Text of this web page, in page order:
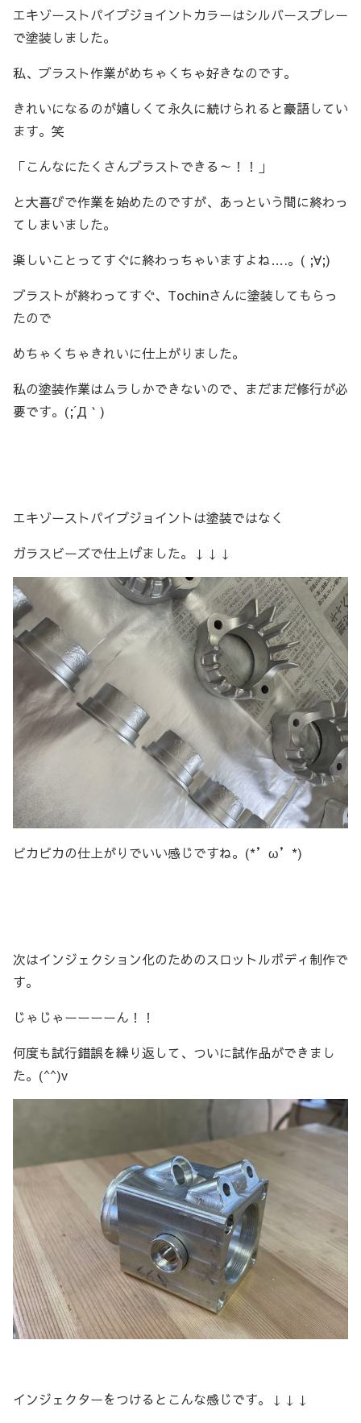
エキゾーストパイプジョイントカラーはシルバースプレー
で塗装しました。
私、ブラスト作業がめちゃくちゃ好きなのです。
きれいになるのが嬉しくて永久に続けられると豪語してい
ます。笑
「こんなにたくさんブラストできる～！！」
と大喜びで作業を始めたのですが、あっという間に終わっ
てしまいました。
楽しいことってすぐに終わっちゃいますよね….。( ;∀;)
ブラストが終わってすぐ、Tochinさんに塗装してもらっ
たので
めちゃくちゃきれいに仕上がりました。
私の塗装作業はムラしかできないので、まだまだ修行が必
要です。(;´Д｀)
エキゾーストパイプジョイントは塗装ではなく
ガラスビーズで仕上げました。↓↓↓
ピカピカの仕上がりでいい感じですね。(*’ω’*)
次はインジェクション化のためのスロットルボディ制作で
す。
じゃじゃーーーーん！！
何度も試行錯誤を繰り返して、ついに試作品ができまし
た。(^^)v
インジェクターをつけるとこんな感じです。↓↓↓